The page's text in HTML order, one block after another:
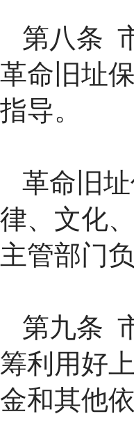
第八条
革命旧址
指导。
革命旧
律、文化
主管部门负
第九条
筹利用好
金和其他